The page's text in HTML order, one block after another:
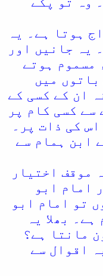
بے دین
دلیل
سے
اور
ہٹا دہئے
وضاحت
ملے ہیں
دلائل
اور
پوچھا
پوچھا
اندر کوئی
خود انکے
حق ہونے
کہ تم نے
ہوتا ہے۔ یہ
یہ جانیں اور
مسموم ہوتے
میں
ان کے کسی کے
سے کسی کام پر
کی ذات پر۔
ابن ہمام سے
موقف اختیار
امام ابو
تو امام ابو
بھلا یہ
مانتا ہے؟
اقوال سے